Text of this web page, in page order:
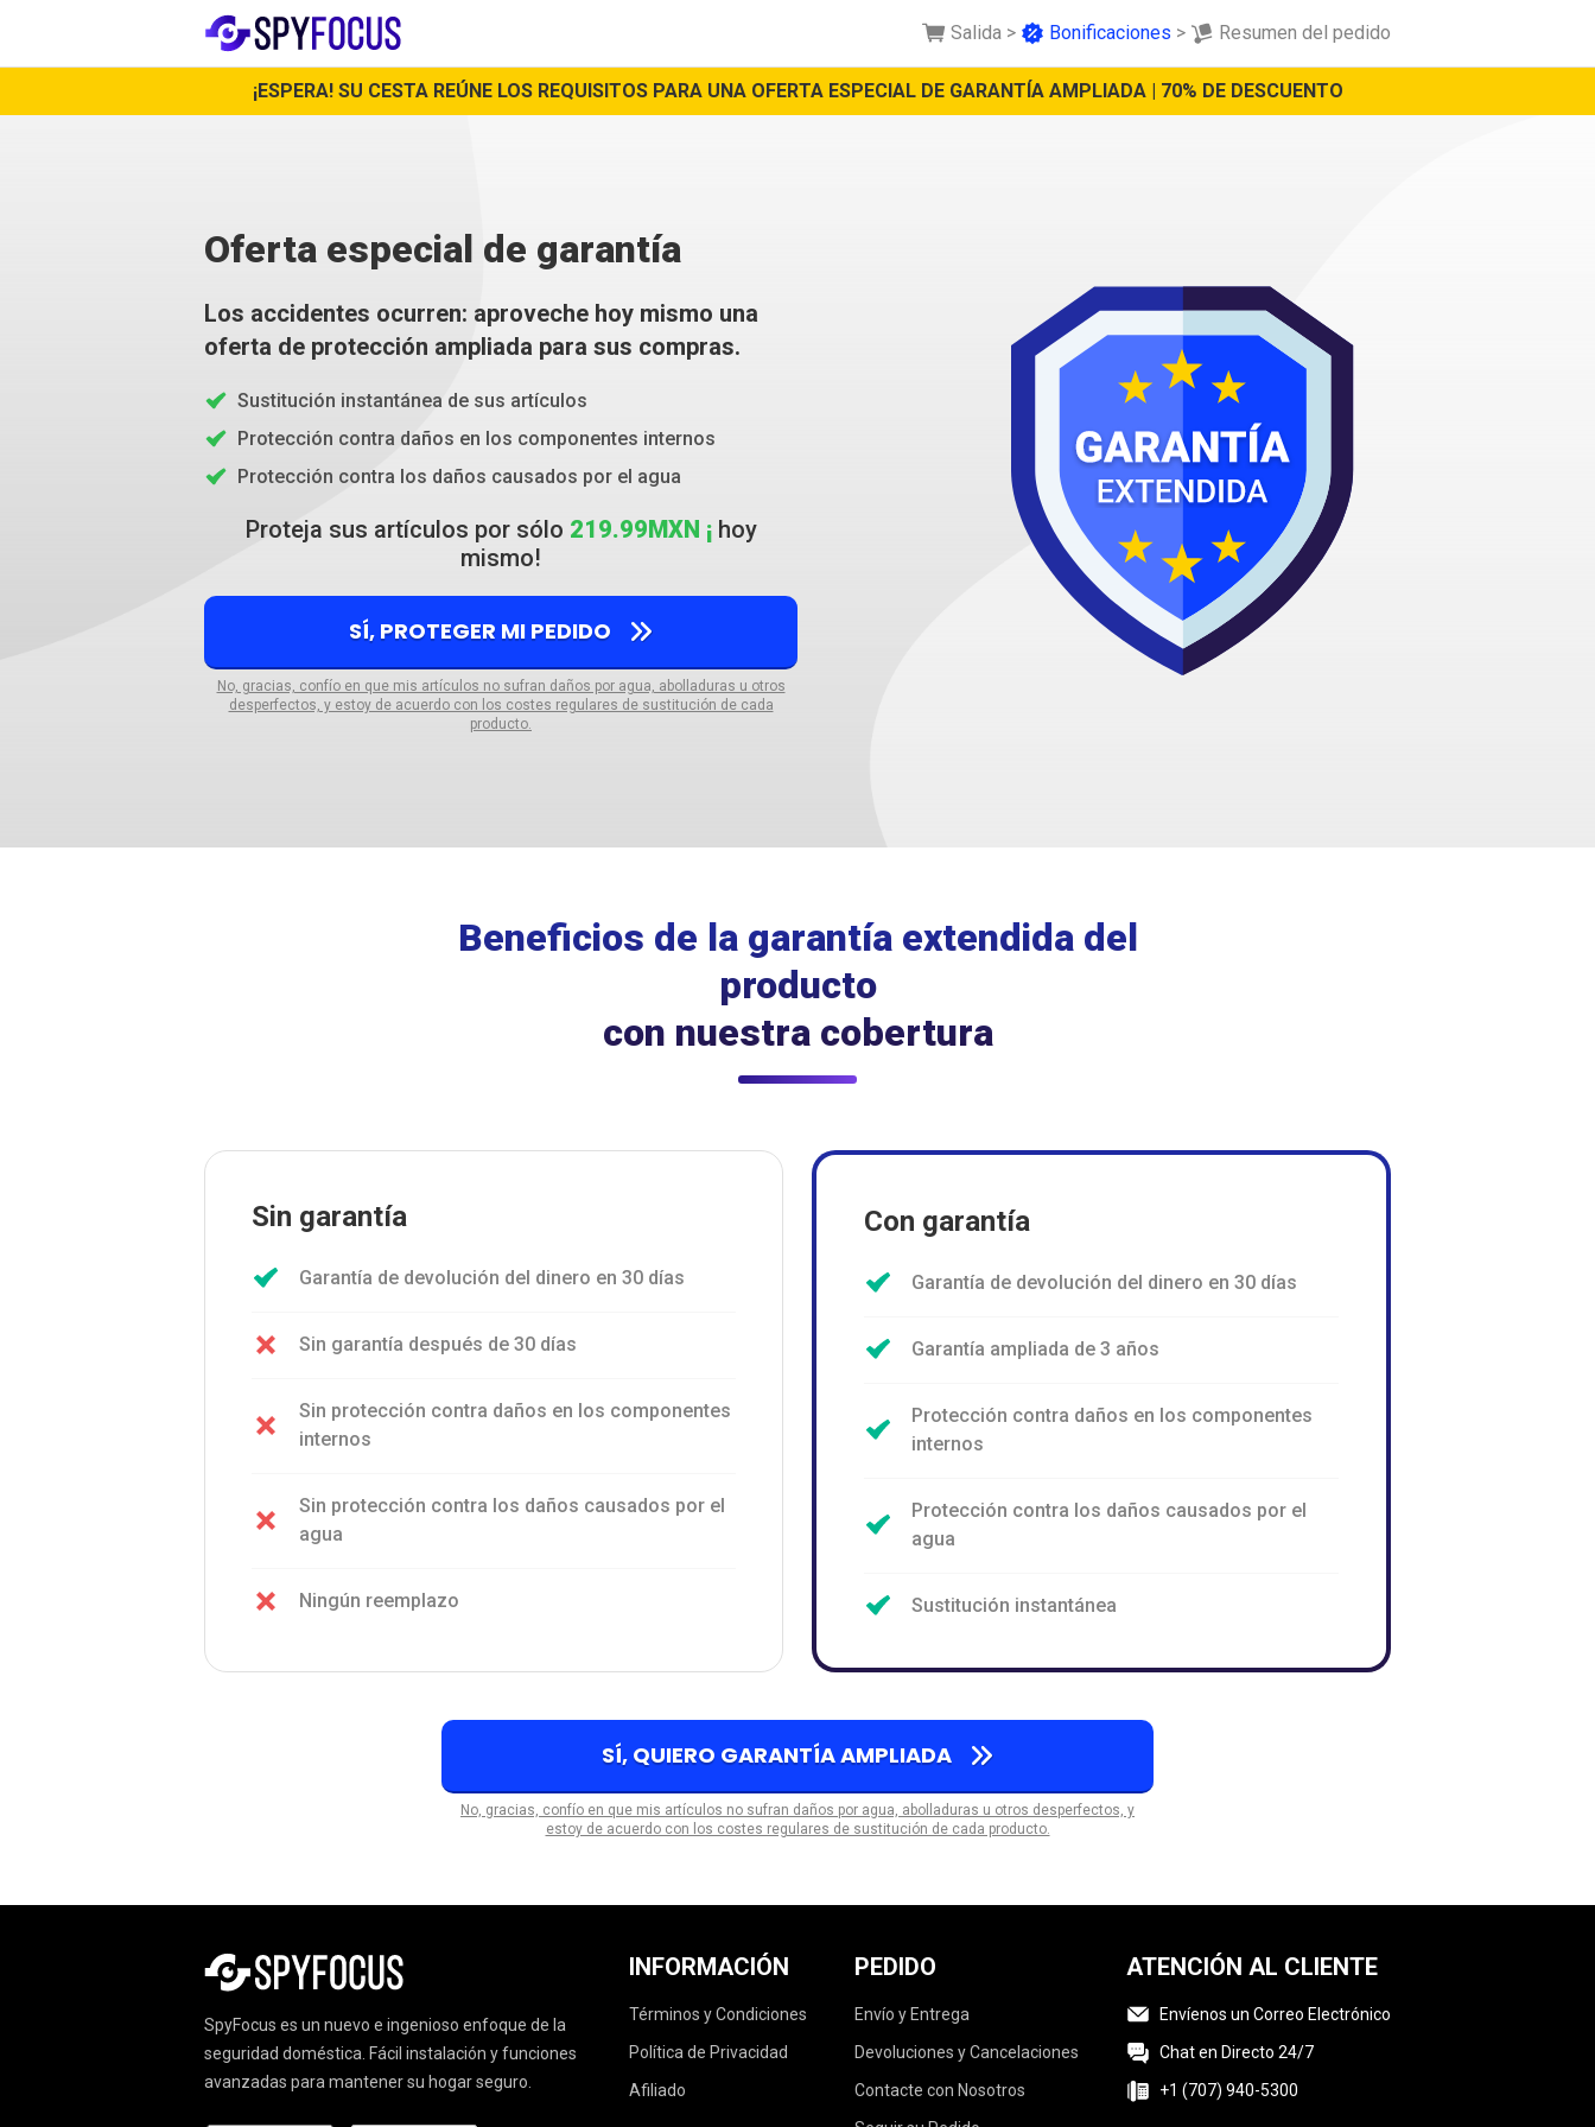
Salida > Bonificaciones > Resumen del pedido
¡ESPERA! SU CESTA REÚNE LOS REQUISITOS PARA UNA OFERTA ESPECIAL DE GARANTÍA AMPLIADA | 70% DE DESCUENTO
Oferta especial de garantía
Los accidentes ocurren: aproveche hoy mismo una
oferta de protección ampliada para sus compras.
Sustitución instantánea de sus artículos
Protección contra daños en los componentes internos
Protección contra los daños causados por el agua
Proteja sus artículos por sólo 219.99MXN ¡hoy
mismo!
SÍ, PROTEGER MI PEDIDO
No, gracias, confío en que mis artículos no sufran daños por agua, abolladuras u otros
desperfectos, y estoy de acuerdo con los costes regulares de sustitución de cada
producto.
Beneficios de la garantía extendida del
producto
con nuestra cobertura
Sin garantía
Garantía de devolución del dinero en 30 días
Sin garantía después de 30 días
Sin protección contra daños en los componentes
internos
Sin protección contra los daños causados por el
agua
Ningún reemplazo
Con garantía
Garantía de devolución del dinero en 30 días
Garantía ampliada de 3 años
Protección contra daños en los componentes
internos
Protección contra los daños causados por el
agua
Sustitución instantánea
SÍ, QUIERO GARANTÍA AMPLIADA
No, gracias, confío en que mis artículos no sufran daños por agua, abolladuras u otros desperfectos, y
estoy de acuerdo con los costes regulares de sustitución de cada producto.
SpyFocus es un nuevo e ingenioso enfoque de la
seguridad doméstica. Fácil instalación y funciones
avanzadas para mantener su hogar seguro.
INFORMACIÓN
Términos y Condiciones
Política de Privacidad
Afiliado
PEDIDO
Envío y Entrega
Devoluciones y Cancelaciones
Contacte con Nosotros
ATENCIÓN AL CLIENTE
Envíenos un Correo Electrónico
Chat en Directo 24/7
+1 (707) 940-5300